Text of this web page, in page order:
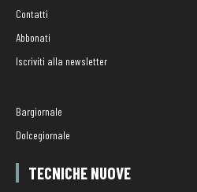
Contatti
Abbonati
Iscriviti alla newsletter
Bargiornale
Dolcegiornale
TECNICHE NUOVE